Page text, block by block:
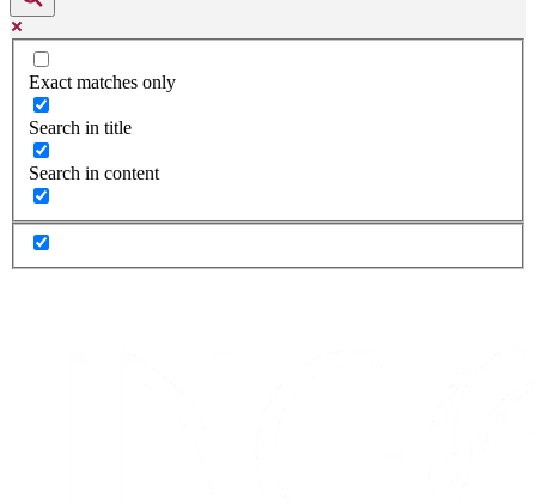
Exact matches only
Search in title
Search in content